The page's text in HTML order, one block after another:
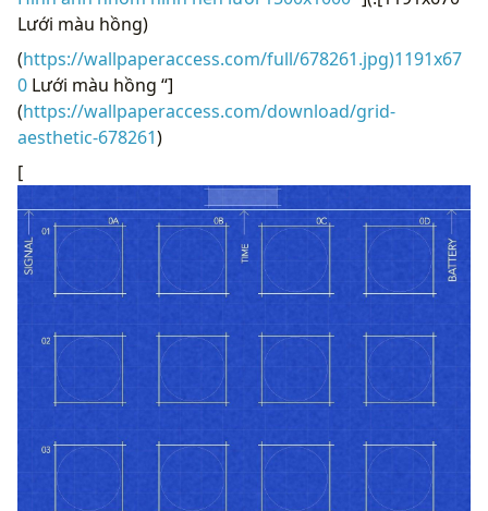
Lưới màu hồng)
(https://wallpaperaccess.com/full/678261.jpg)1191x67
0 Lưới màu hồng “]
(https://wallpaperaccess.com/download/grid-
aesthetic-678261)
[